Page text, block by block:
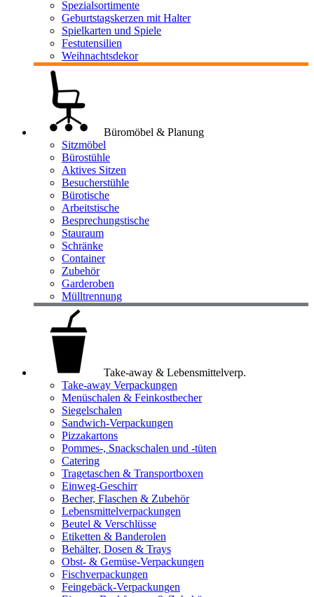
Spezialsortimente
Geburtstagskerzen mit Halter
Spielkarten und Spiele
Festutensilien
Weihnachtsdekor
Büromöbel & Planung
Sitzmöbel
Bürostühle
Aktives Sitzen
Besucherstühle
Bürotische
Arbeitstische
Besprechungstische
Stauraum
Schränke
Container
Zubehör
Garderoben
Mülltrennung
Take-away & Lebensmittelverp.
Take-away Verpackungen
Menüschalen & Feinkostbecher
Siegelschalen
Sandwich-Verpackungen
Pizzakartons
Pommes-, Snackschalen und -tüten
Catering
Tragetaschen & Transportboxen
Einweg-Geschirr
Becher, Flaschen & Zubehör
Lebensmittelverpackungen
Beutel & Verschlüsse
Etiketten & Banderolen
Behälter, Dosen & Trays
Obst- & Gemüse-Verpackungen
Fischverpackungen
Feingebäck-Verpackungen